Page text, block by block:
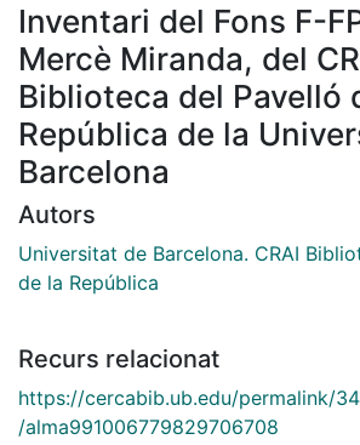
Inventari del Fons F-
Mercè Miranda, del
Biblioteca del Pavelló
República de la
Barcelona
Autors
Universitat de Barcelona. CRAI
de la República
Recurs relacionat
https://cercabib.ub.edu/permalink/
/alma991006779829706708